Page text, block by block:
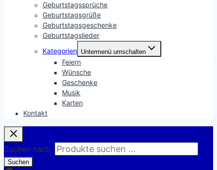
Geburtstagssprüche
Geburtstagsgrüße
Geburtstagsgeschenke
Geburtstagslieder
Kategorien Untermenü umschalten
Feiern
Wünsche
Geschenke
Musik
Karten
Kontakt
Suchen nach:
Suchen